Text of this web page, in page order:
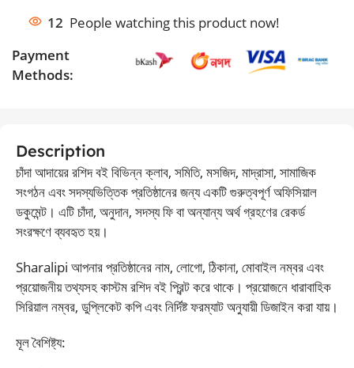
12 People watching this product now!
Payment
Methods:
Description
চাঁদা আদায়ের রশিদ বই বিভিন্ন ক্লাব, সমিতি, মসজিদ, মাদ্রাসা, সামাজিক
সংগঠন এবং সদস্যভিত্তিক প্রতিষ্ঠানের জন্য একটি গুরুত্বপূর্ণ অফিসিয়াল
ডকুমেন্ট। এটি চাঁদা, অনুদান, সদস্য ফি বা অন্যান্য অর্থ গ্রহণের রেকর্ড
সংরক্ষণে ব্যবহৃত হয়।
Sharalipi আপনার প্রতিষ্ঠানের নাম, লোগো, ঠিকানা, মোবাইল নম্বর এবং
প্রয়োজনীয় তথ্যসহ কাস্টম রশিদ বই প্রিন্ট করে থাকে। প্রয়োজনে ধারাবাহিক
সিরিয়াল নম্বর, ডুপ্লিকেট কপি এবং নির্দিষ্ট ফরম্যাট অনুযায়ী ডিজাইন করা যায়।
মূল বৈশিষ্ট্য: